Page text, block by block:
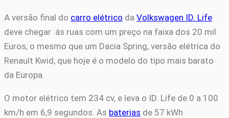
A versão final do carro elétrico da Volkswagen ID. Life
deve chegar ás ruas com um preço na faixa dos 20 mil
Euros, o mesmo que um Dacia Spring, versão elétrica do
Renault Kwid, que hoje é o modelo do tipo mais barato
da Europa.
O motor elétrico tem 234 cv, e leva o ID. Life de 0 a 100
km/h em 6,9 segundos. As baterias de 57 kWh